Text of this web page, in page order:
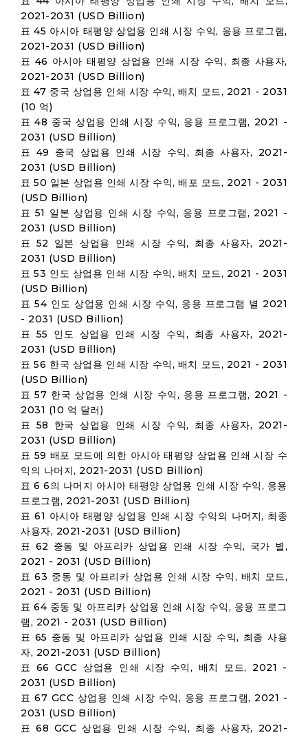
2021-2031 (USD Billion)
표 45 아시아 태평양 상업용 인쇄 시장 수익, 응용 프로그램,
2021-2031 (USD Billion)
표 46 아시아 태평양 상업용 인쇄 시장 수익, 최종 사용자,
2021-2031 (USD Billion)
표 47 중국 상업용 인쇄 시장 수익, 배치 모드, 2021 - 2031
(10 억)
표 48 중국 상업용 인쇄 시장 수익, 응용 프로그램, 2021 -
2031 (USD Billion)
표 49 중국 상업용 인쇄 시장 수익, 최종 사용자, 2021-
2031 (USD Billion)
표 50 일본 상업용 인쇄 시장 수익, 배포 모드, 2021 - 2031
(USD Billion)
표 51 일본 상업용 인쇄 시장 수익, 응용 프로그램, 2021 -
2031 (USD Billion)
표 52 일본 상업용 인쇄 시장 수익, 최종 사용자, 2021-
2031 (USD Billion)
표 53 인도 상업용 인쇄 시장 수익, 배치 모드, 2021 - 2031
(USD Billion)
표 54 인도 상업용 인쇄 시장 수익, 응용 프로그램 별 2021
- 2031 (USD Billion)
표 55 인도 상업용 인쇄 시장 수익, 최종 사용자, 2021-
2031 (USD Billion)
표 56 한국 상업용 인쇄 시장 수익, 배치 모드, 2021 - 2031
(USD Billion)
표 57 한국 상업용 인쇄 시장 수익, 응용 프로그램, 2021 -
2031 (10 억 달러)
표 58 한국 상업용 인쇄 시장 수익, 최종 사용자, 2021-
2031 (USD Billion)
표 59 배포 모드에 의한 아시아 태평양 상업용 인쇄 시장 수
익의 나머지, 2021-2031 (USD Billion)
표 6 6의 나머지 아시아 태평양 상업용 인쇄 시장 수익, 응용
프로그램, 2021-2031 (USD Billion)
표 61 아시아 태평양 상업용 인쇄 시장 수익의 나머지, 최종
사용자, 2021-2031 (USD Billion)
표 62 중동 및 아프리카 상업용 인쇄 시장 수익, 국가 별,
2021 - 2031 (USD Billion)
표 63 중동 및 아프리카 상업용 인쇄 시장 수익, 배치 모드,
2021 - 2031 (USD Billion)
표 64 중동 및 아프리카 상업용 인쇄 시장 수익, 응용 프로그
램, 2021 - 2031 (USD Billion)
표 65 중동 및 아프리카 상업용 인쇄 시장 수익, 최종 사용
자, 2021-2031 (USD Billion)
표 66 GCC 상업용 인쇄 시장 수익, 배치 모드, 2021 -
2031 (USD Billion)
표 67 GCC 상업용 인쇄 시장 수익, 응용 프로그램, 2021 -
2031 (USD Billion)
표 68 GCC 상업용 인쇄 시장 수익, 최종 사용자, 2021-